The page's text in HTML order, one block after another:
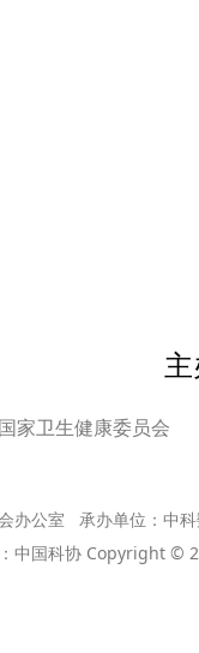
国家卫生健康委员会
办公室 承办单位：中
中国科协 Copyright ©